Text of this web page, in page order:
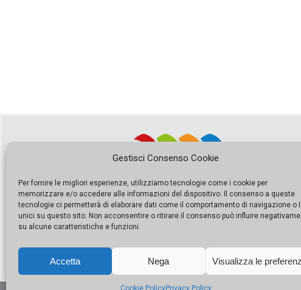
Gestisci Consenso Cookie
Per fornire le migliori esperienze, utilizziamo tecnologie come i cookie per
memorizzare e/o accedere alle informazioni del dispositivo. Il consenso a queste
tecnologie ci permetterà di elaborare dati come il comportamento di navigazione o
unici su questo sito. Non acconsentire o ritirare il consenso può influire
su alcune caratteristiche e funzioni.
Accetta Nega Visualizza le
Cookie PolicyPrivacy Policy